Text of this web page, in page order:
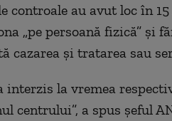
controale au avut loc în
„pe persoană fizică” și
cazarea și tratarea sau
interzis la vremea
centrului”, a spus șeful